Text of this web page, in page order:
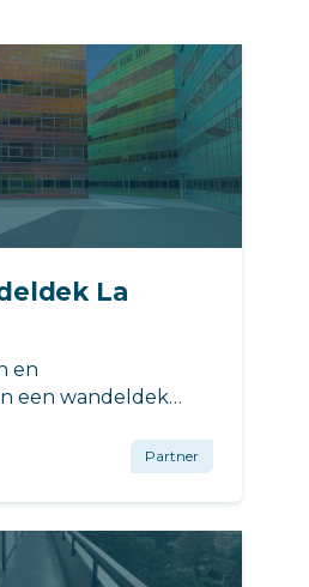
La
en
een wandeldek
waterdicht.
in de vloer op
corroderen.
oplossing voor.
Partner